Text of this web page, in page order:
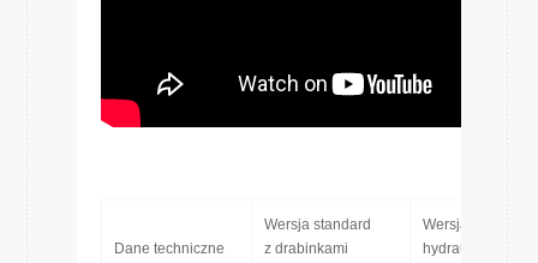
Dane techniczne
Wersja standard
z drabinkami
Wersja z
hydraulicznymi